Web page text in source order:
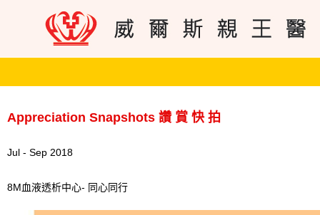
Appreciation Snapshots 讚 賞 快 拍
Jul - Sep 2018
8M血液透析中心- 同心同行